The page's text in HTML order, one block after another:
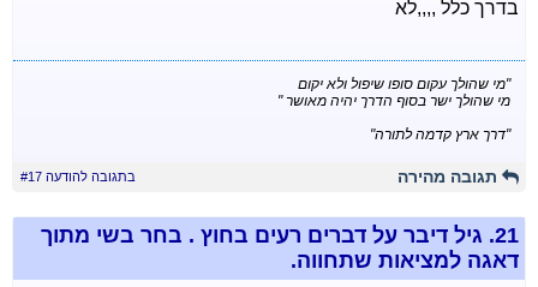
בדרך כלל ,,,,לא
"מי שהולך עקום סופו שיפול ולא יקום
מי שהולך ישר בסוף הדרך יהיה מאושר "
"דרך ארץ קדמה לתורה"
תגובה מהירה בתגובה להודעה #17
21. גיל דיבר על דברים רעים בחוץ . בחר בשי מתוך
דאגה למציאות שתחווה.